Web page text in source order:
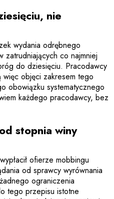
nie
wydania odrębnego
zatrudniających co najmniej
do dziesięciu. Pracodawcy
objęci zakresem tego
obowiązku systematycznego
każdego pracodawcy, bez
stopnia winy
ofierze mobbingu
od sprawcy wyrównania
ograniczenia
tego przepisu istotne